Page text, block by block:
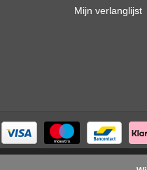
Mijn verlanglijst